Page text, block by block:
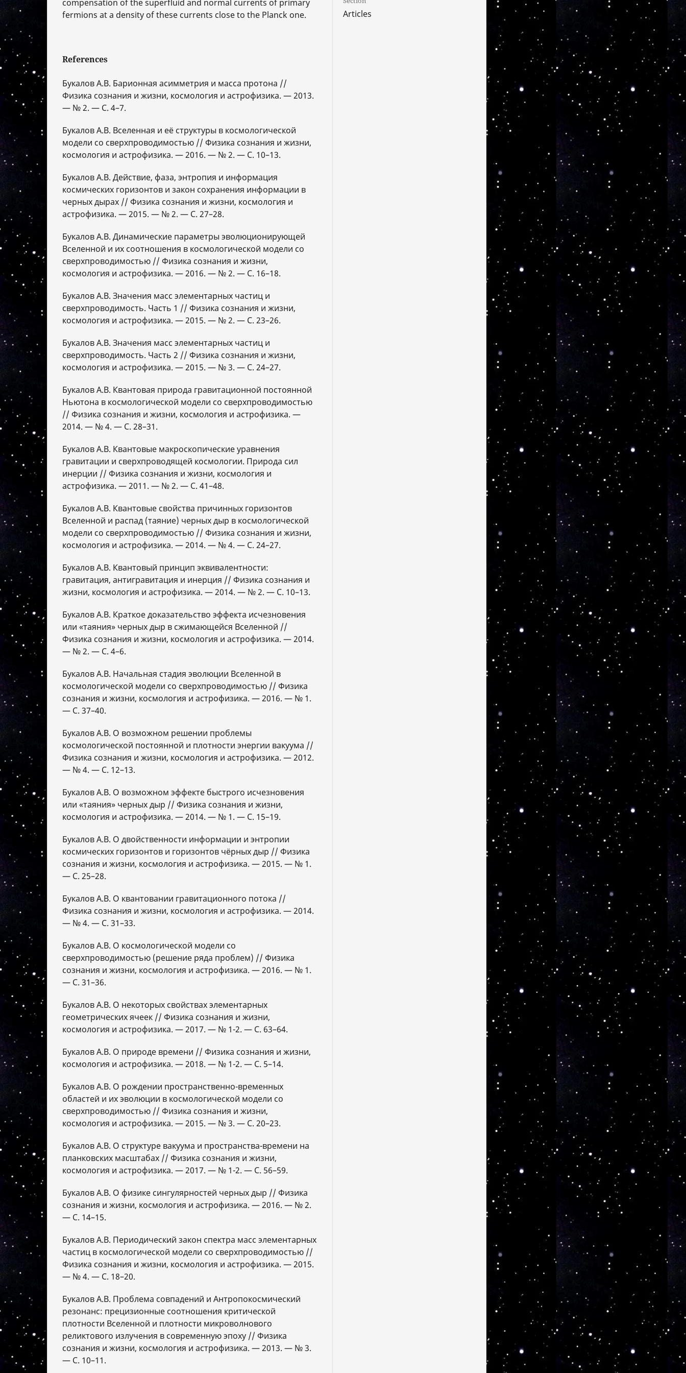
compensation of the superfluid and normal currents of primary
fermions at a density of these currents close to the Planck one.
References
Букалов А.В. Барионная асимметрия и масса протона //
Физика сознания и жизни, космология и астрофизика. — 2013.
— № 2. — С. 4–7.
Букалов А.В. Вселенная и её структуры в космологической
модели со сверхпроводимостью // Физика сознания и жизни,
космология и астрофизика. — 2016. — № 2. — С. 10–13.
Букалов А.В. Действие, фаза, энтропия и информация
космических горизонтов и закон сохранения информации в
черных дырах // Физика сознания и жизни, космология и
астрофизика. — 2015. — № 2. — С. 27–28.
Букалов А.В. Динамические параметры эволюционирующей
Вселенной и их соотношения в космологической модели со
сверхпроводимостью // Физика сознания и жизни,
космология и астрофизика. — 2016. — № 2. — С. 16–18.
Букалов А.В. Значения масс элементарных частиц и
сверхпроводимость. Часть 1 // Физика сознания и жизни,
космология и астрофизика. — 2015. — № 2. — С. 23–26.
Букалов А.В. Значения масс элементарных частиц и
сверхпроводимость. Часть 2 // Физика сознания и жизни,
космология и астрофизика. — 2015. — № 3. — С. 24–27.
Букалов А.В. Квантовая природа гравитационной постоянной
Ньютона в космологической модели со сверхпроводимостью
// Физика сознания и жизни, космология и астрофизика. —
2014. — № 4. — С. 28–31.
Букалов А.В. Квантовые макроскопические уравнения
гравитации и сверхпроводящей космологии. Природа сил
инерции // Физика сознания и жизни, космология и
астрофизика. — 2011. — № 2. — С. 41–48.
Букалов А.В. Квантовые свойства причинных горизонтов
Вселенной и распад (таяние) черных дыр в космологической
модели со сверхпроводимостью // Физика сознания и жизни,
космология и астрофизика. — 2014. — № 4. — С. 24–27.
Букалов А.В. Квантовый принцип эквивалентности:
гравитация, антигравитация и инерция // Физика сознания и
жизни, космология и астрофизика. — 2014. — № 2. — С. 10–13.
Букалов А.В. Краткое доказательство эффекта исчезновения
или «таяния» черных дыр в сжимающейся Вселенной //
Физика сознания и жизни, космология и астрофизика. — 2014.
— № 2. — С. 4–6.
Букалов А.В. Начальная стадия эволюции Вселенной в
космологической модели со сверхпроводимостью // Физика
сознания и жизни, космология и астрофизика. — 2016. — № 1.
— С. 37–40.
Букалов А.В. О возможном решении проблемы
космологической постоянной и плотности энергии вакуума //
Физика сознания и жизни, космология и астрофизика. — 2012.
— № 4. — С. 12–13.
Букалов А.В. О возможном эффекте быстрого исчезновения
или «таяния» черных дыр // Физика сознания и жизни,
космология и астрофизика. — 2014. — № 1. — С. 15–19.
Букалов А.В. О двойственности информации и энтропии
космических горизонтов и горизонтов чёрных дыр // Физика
сознания и жизни, космология и астрофизика. — 2015. — № 1.
— С. 25–28.
Букалов А.В. О квантовании гравитационного потока //
Физика сознания и жизни, космология и астрофизика. — 2014.
— № 4. — С. 31–33.
Букалов А.В. О космологической модели со
сверхпроводимостью (решение ряда проблем) // Физика
сознания и жизни, космология и астрофизика. — 2016. — № 1.
— С. 31–36.
Букалов А.В. О некоторых свойствах элементарных
геометрических ячеек // Физика сознания и жизни,
космология и астрофизика. — 2017. — № 1-2. — С. 63–64.
Букалов А.В. О природе времени // Физика сознания и жизни,
космология и астрофизика. — 2018. — № 1-2. — С. 5–14.
Букалов А.В. О рождении пространственно-временных
областей и их эволюции в космологической модели со
сверхпроводимостью // Физика сознания и жизни,
космология и астрофизика. — 2015. — № 3. — С. 20–23.
Букалов А.В. О структуре вакуума и пространства-времени на
планковских масштабах // Физика сознания и жизни,
космология и астрофизика. — 2017. — № 1-2. — С. 56–59.
Букалов А.В. О физике сингулярностей черных дыр // Физика
сознания и жизни, космология и астрофизика. — 2016. — № 2.
— С. 14–15.
Букалов А.В. Периодический закон спектра масс элементарных
частиц в космологической модели со сверхпроводимостью //
Физика сознания и жизни, космология и астрофизика. — 2015.
— № 4. — С. 18–20.
Букалов А.В. Проблема совпадений и Антропокосмический
резонанс: прецизионные соотношения критической
плотности Вселенной и плотности микроволнового
реликтового излучения в современную эпоху // Физика
сознания и жизни, космология и астрофизика. — 2013. — № 3.
— С. 10–11.
Articles